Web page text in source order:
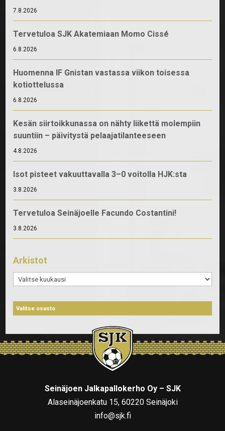
7.8.2026
Tervetuloa SJK Akatemiaan Momo Cissé
6.8.2026
Huomenna IF Gnistan vastassa viikon toisessa
kotiottelussa
6.8.2026
Kesän siirtoikkunassa on nähty liikettä molempiin
suuntiin – päivitystä pelaajatilanteeseen
4.8.2026
Isot pisteet vakuuttavalla 3–0 voitolla HJK:sta
3.8.2026
Tervetuloa Seinäjoelle Facundo Costantini!
3.8.2026
Arkistot
Arkistot
Seinäjoen Jalkapallokerho Oy – SJK
Alaseinäjoenkatu 15, 60220 Seinäjoki
info@sjk.fi